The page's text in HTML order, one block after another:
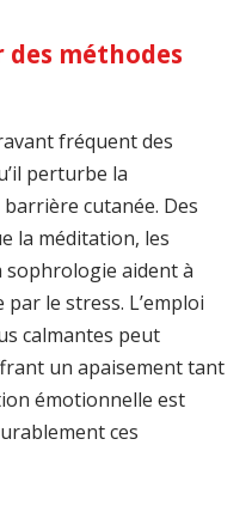
méthodes
fréquent des
perturbe la
cutanée. Des
la méditation, les
sophrologie aident à
le stress. L’emploi
calmantes peut
un apaisement tant
émotionnelle est
ces